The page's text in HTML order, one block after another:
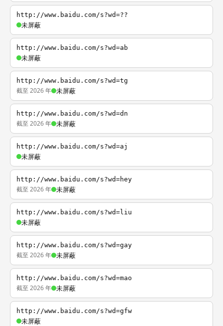
http://www.baidu.com/s?wd=??
未屏蔽
http://www.baidu.com/s?wd=ab
未屏蔽
http://www.baidu.com/s?wd=tg
截至 2026 年 未屏蔽
http://www.baidu.com/s?wd=dn
截至 2026 年 未屏蔽
http://www.baidu.com/s?wd=aj
未屏蔽
http://www.baidu.com/s?wd=hey
截至 2026 年 未屏蔽
http://www.baidu.com/s?wd=liu
未屏蔽
http://www.baidu.com/s?wd=gay
截至 2026 年 未屏蔽
http://www.baidu.com/s?wd=mao
截至 2026 年 未屏蔽
http://www.baidu.com/s?wd=gfw
未屏蔽